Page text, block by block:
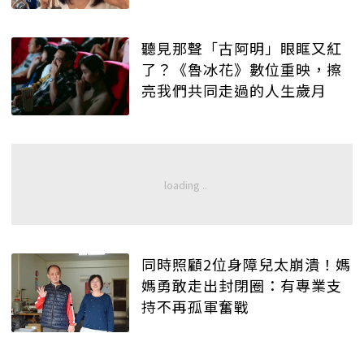
聽見那聲「古阿明」眼眶又紅
了？《魯冰花》數位重映，擦
亮我們共同走過的人生歲月
同時照顧2位身障兒太崩潰！媽
媽勇敢走出封閉圈：有專業支
持不再孤軍奮戰